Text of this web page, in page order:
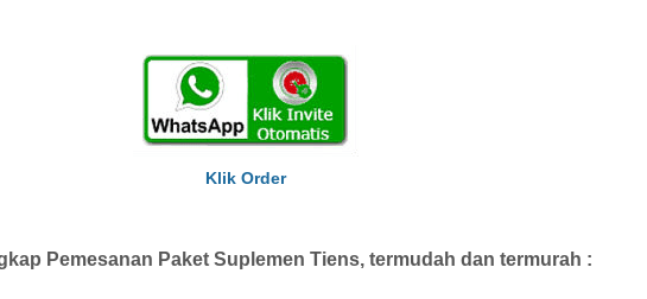
Klik Order
Pemesanan Paket Suplemen Tiens, termudah dan termurah :